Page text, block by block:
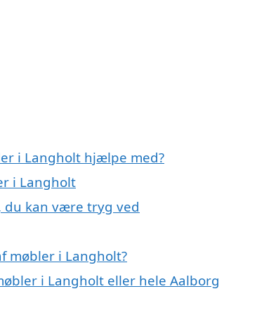
i Langholt hjælpe med?
i Langholt
du kan være tryg ved
møbler i Langholt?
i Langholt eller hele Aalborg